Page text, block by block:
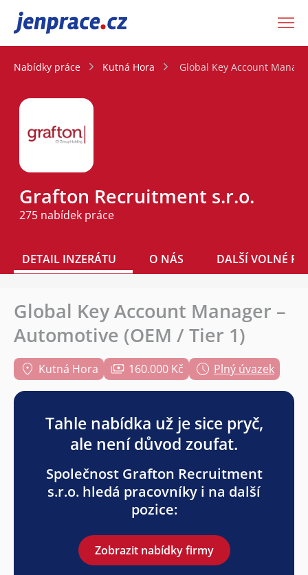
JenPráce.cz
Nabídky práce Kutná Hora Global Key Account
Grafton Recruitment s.r.o.
275 nabídek práce
DETAIL INZERÁTU O NÁS DALŠÍ VOLNÉ
Global Key Account Manager –
Automotive (OEM / Tier 1)
Kutná Hora 160.000 Kč Plný úvazek
Tahle nabídka už je sice pryč,
ale není důvod zoufat.
Společnost Grafton Recruitment
s.r.o. hledá pracovníky i na další
pozice:
Zobrazit nabídky firmy